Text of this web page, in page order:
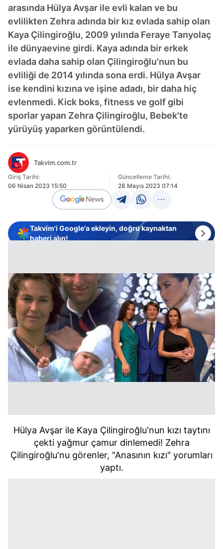
arasında Hülya Avşar ile evli kalan ve bu
evlilikten Zehra adında bir kız evlada sahip olan
Kaya Çilingiroğlu, 2009 yılında Feraye Tanyolaç
ile dünyaevine girdi. Kaya adında bir erkek
evlada daha sahip olan Çilingiroğlu'nun bu
evliliği de 2014 yılında sona erdi. Hülya Avşar
ise kendini kızına ve işine adadı, bir daha hiç
evlenmedi. Kick boks, fitness ve golf gibi
sporlar yapan Zehra Çilingiroğlu, Bebek'te
yürüyüş yaparken görüntülendi.
Takvim.com.tr
Giriş Tarihi:
06 Nisan 2023 15:50
Güncelleme Tarihi:
28 Mayıs 2023 07:14
Takvim'i Google'a ekleyin, doğru kaynaktan
haberi alın!
Hülya Avşar ile Kaya Çilingiroğlu'nun kızı taytını
çekti yağmur çamur dinlemedi! Zehra
Çilingiroğlu'nu görenler, "Anasının kızı" yorumları
yaptı.